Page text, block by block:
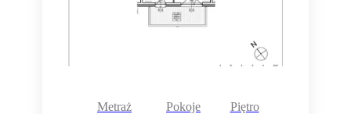
Metraż
Pokoje
Piętro